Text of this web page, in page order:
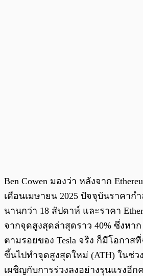
Ben Cowen มองว่า หลังจาก
เดือนเมษายน 2025 ปัจจุบันราคาก
นานกว่า 18 สัปดาห์ และราคา
จากจุดสูงสุดล่าสุดราว 40% ซึ่งหาก
ตามรอยของ Tesla จริง ก็มีโอกาส
ขึ้นไปทำจุดสูงสุดใหม่ (ATH) ในช่ว
เผชิญกับการร่วงลงอย่างรุนแรงอีก